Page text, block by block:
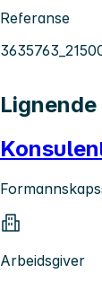
Referanse
Arbeidsgiver